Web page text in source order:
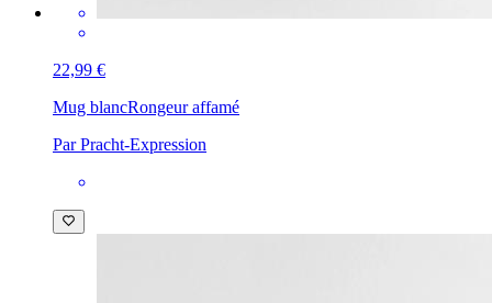
22,99 €
Mug blancRongeur affamé
Par Pracht-Expression